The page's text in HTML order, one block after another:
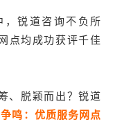
锐道咨询不负所
点均成功获评千佳
、脱颖而出？锐道
鸣：优质服务网点